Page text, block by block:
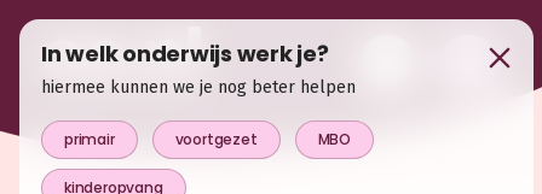
In welk onderwijs werk je?
hiermee kunnen we je nog beter helpen
primair voortgezet MBO
kinderopvang